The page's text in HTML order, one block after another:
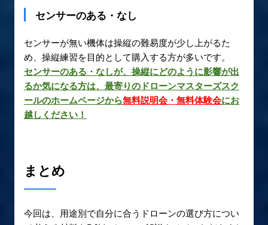
センサーのある・なし
センサーが無い機体は操縦の難易度が少し上がるた
め、操縦練習を目的として購入する方が多いです。
センサーのある・なしが、操縦にどのように影響が出
るか気になる方は、最寄りのドローンマスターズスク
ールのホームページから無料説明会・無料体験会にお
越しください！
まとめ
今回は、用途別で自分に合うドローンの選び方につい